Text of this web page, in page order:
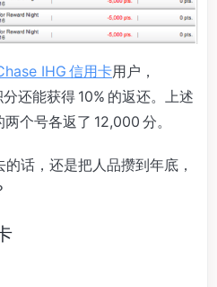
IHG 信用卡用户，
还能获得 10% 的返还。上述
个号各返了 12,000 分。
话，还是把人品攒到年底，